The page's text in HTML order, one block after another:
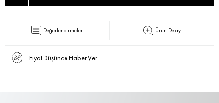
Değerlendirmeler Ürün Detay
Fiyat Düşünce Haber Ver